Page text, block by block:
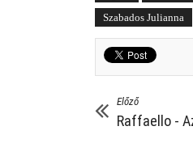
Szabados Julianna
Előző
Raffaello -